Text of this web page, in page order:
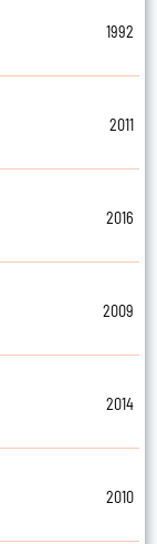
1992
2011
2016
2009
2014
2010